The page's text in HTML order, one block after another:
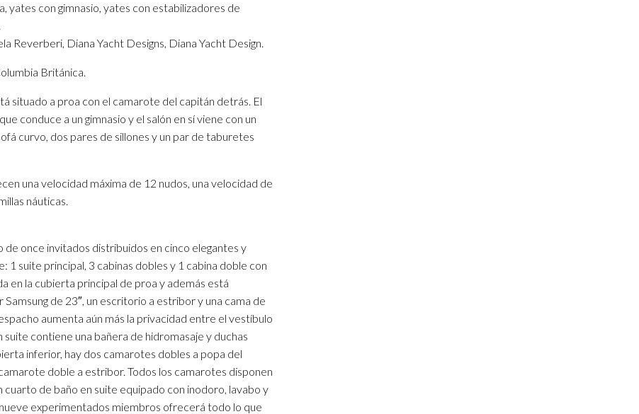
yates con gimnasio, yates con estabilizadores de
Reverberi, Diana Yacht Designs, Diana Yacht Design.
Británica.
situado a proa con el camarote del capitán detrás. El
conduce a un gimnasio y el salón en sí viene con un
curvo, dos pares de sillones y un par de taburetes
una velocidad máxima de 12 nudos, una velocidad de
náuticas.
de once invitados distribuidos en cinco elegantes y
suite principal, 3 cabinas dobles y 1 cabina doble con
en la cubierta principal de proa y además está
de 23″, un escritorio a estribor y una cama de
aumenta aún más la privacidad entre el vestíbulo
contiene una bañera de hidromasaje y duchas
inferior, hay dos camarotes dobles a popa del
doble a estribor. Todos los camarotes disponen
cuarto de baño en suite equipado con inodoro, lavabo y
experimentados miembros ofrecerá todo lo que